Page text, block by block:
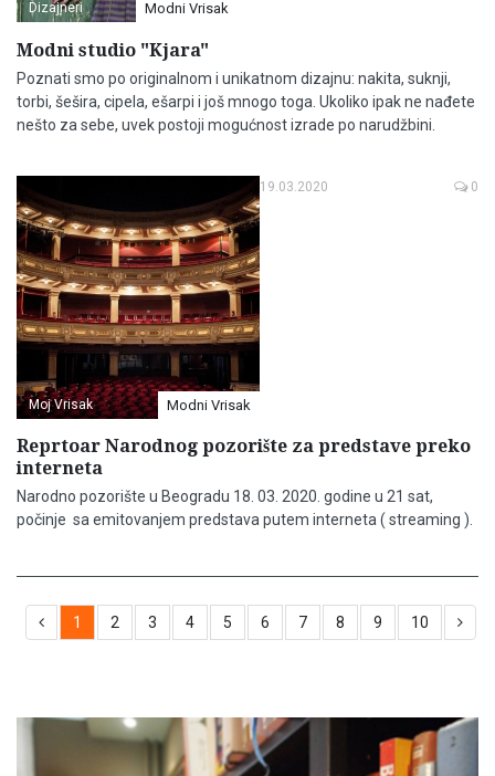
Dizajneri Modni Vrisak
Modni studio "Kjara"
Poznati smo po originalnom i unikatnom dizajnu: nakita, suknji,
torbi, šešira, cipela, ešarpi i još mnogo toga. Ukoliko ipak ne nađete
nešto za sebe, uvek postoji mogućnost izrade po narudžbini.
Moj Vrisak Modni Vrisak
19.03.2020 0
Reprtoar Narodnog pozorište za predstave preko
interneta
Narodno pozorište u Beogradu 18. 03. 2020. godine u 21 sat,
počinje sa emitovanjem predstava putem interneta ( streaming ).
1 2 3 4 5 6 7 8 9 10